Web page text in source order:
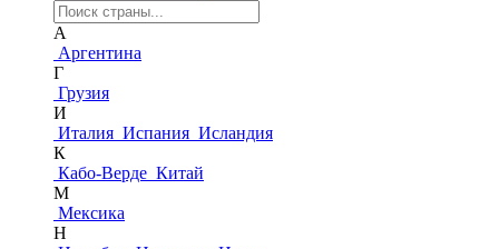
А
Аргентина
Г
Грузия
И
Италия Испания Исландия
К
Кабо-Верде Китай
М
Мексика
Н